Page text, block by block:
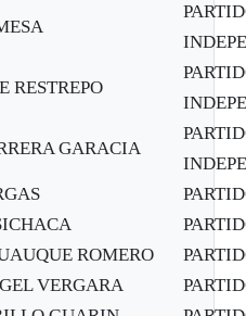
RESTREPO
GARACIA
ROMERO
VERGARA